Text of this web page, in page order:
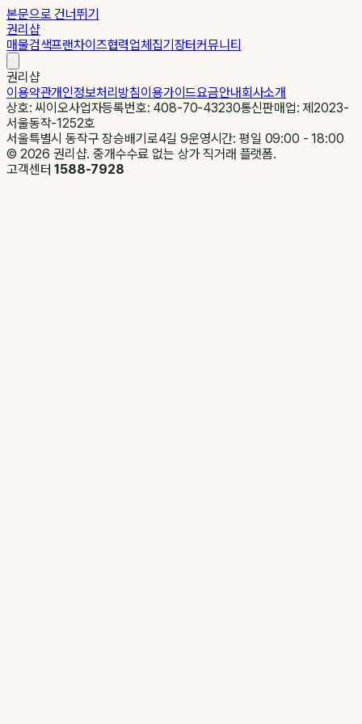
본문으로 건너뛰기
권리샵
매물검색프랜차이즈협력업체집기장터커뮤니티
권리샵
이용약관개인정보처리방침이용가이드요금안내회사소개
상호: 씨이오사업자등록번호: 408-70-43230통신판매업: 제2023-
서울동작-1252호
서울특별시 동작구 장승배기로4길 9운영시간: 평일 09:00 - 18:00
© 2026 권리샵. 중개수수료 없는 상가 직거래 플랫폼.
고객센터1588-7928